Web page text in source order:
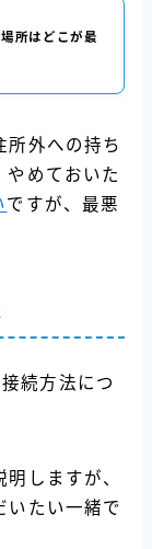
所はどこが最
所外への持ち
やめておいた
ですが、最悪
続方法につ
しますが、
いたい一緒で